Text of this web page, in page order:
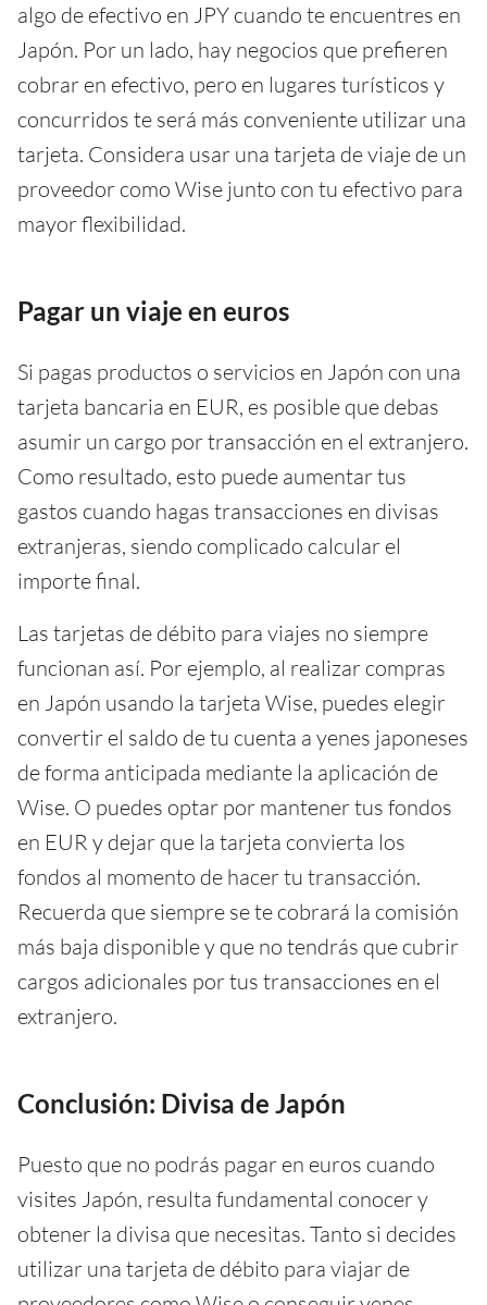
algo de efectivo en JPY cuando te encuentres en
Japón. Por un lado, hay negocios que prefieren
cobrar en efectivo, pero en lugares turísticos y
concurridos te será más conveniente utilizar una
tarjeta. Considera usar una tarjeta de viaje de un
proveedor como Wise junto con tu efectivo para
mayor flexibilidad.
Pagar un viaje en euros
Si pagas productos o servicios en Japón con una
tarjeta bancaria en EUR, es posible que debas
asumir un cargo por transacción en el extranjero.
Como resultado, esto puede aumentar tus
gastos cuando hagas transacciones en divisas
extranjeras, siendo complicado calcular el
importe final.
Las tarjetas de débito para viajes no siempre
funcionan así. Por ejemplo, al realizar compras
en Japón usando la tarjeta Wise, puedes elegir
convertir el saldo de tu cuenta a yenes japoneses
de forma anticipada mediante la aplicación de
Wise. O puedes optar por mantener tus fondos
en EUR y dejar que la tarjeta convierta los
fondos al momento de hacer tu transacción.
Recuerda que siempre se te cobrará la comisión
más baja disponible y que no tendrás que cubrir
cargos adicionales por tus transacciones en el
extranjero.
Conclusión: Divisa de Japón
Puesto que no podrás pagar en euros cuando
visites Japón, resulta fundamental conocer y
obtener la divisa que necesitas. Tanto si decides
utilizar una tarjeta de débito para viajar de